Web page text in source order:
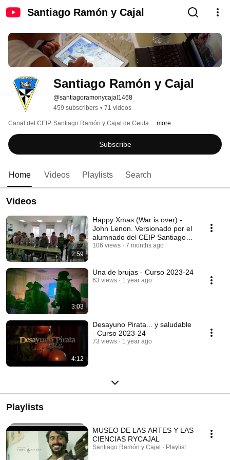
Santiago Ramón y Cajal
Santiago Ramón y Cajal
@santiagoramonycajal1468
459 subscribers • 71 videos
Canal del CEIP. Santiago Ramón y Cajal de Ceuta. ...more
Subscribe
Home Videos Playlists Search
Videos
2:59
Happy Xmas (War is over) -
John Lenon. Versionado por el
alumnado del CEIP Santiago
Ramón y Cajal.
106 views 7 months ago
3:03
Una de brujas - Curso 2023-24
63 views 1 year ago
4:12
Desayuno Pirata... y saludable
- Curso 2023-24
73 views 1 year ago
Playlists
MUSEO DE LAS ARTES Y LAS
CIENCIAS RYCAJAL
Santiago Ramón y Cajal · Playlist